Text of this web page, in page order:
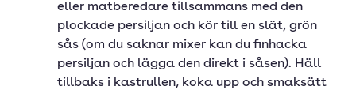
eller matberedare tillsammans med den
plockade persiljan och kör till en slät, grön
sås (om du saknar mixer kan du finhacka
persiljan och lägga den direkt i såsen). Häll
tillbaks i kastrullen, koka upp och smaksätt